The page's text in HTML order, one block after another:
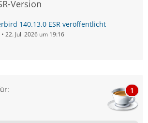
Version
140.13.0 ESR veröffentlicht
22. Juli 2026 um 19:16
1